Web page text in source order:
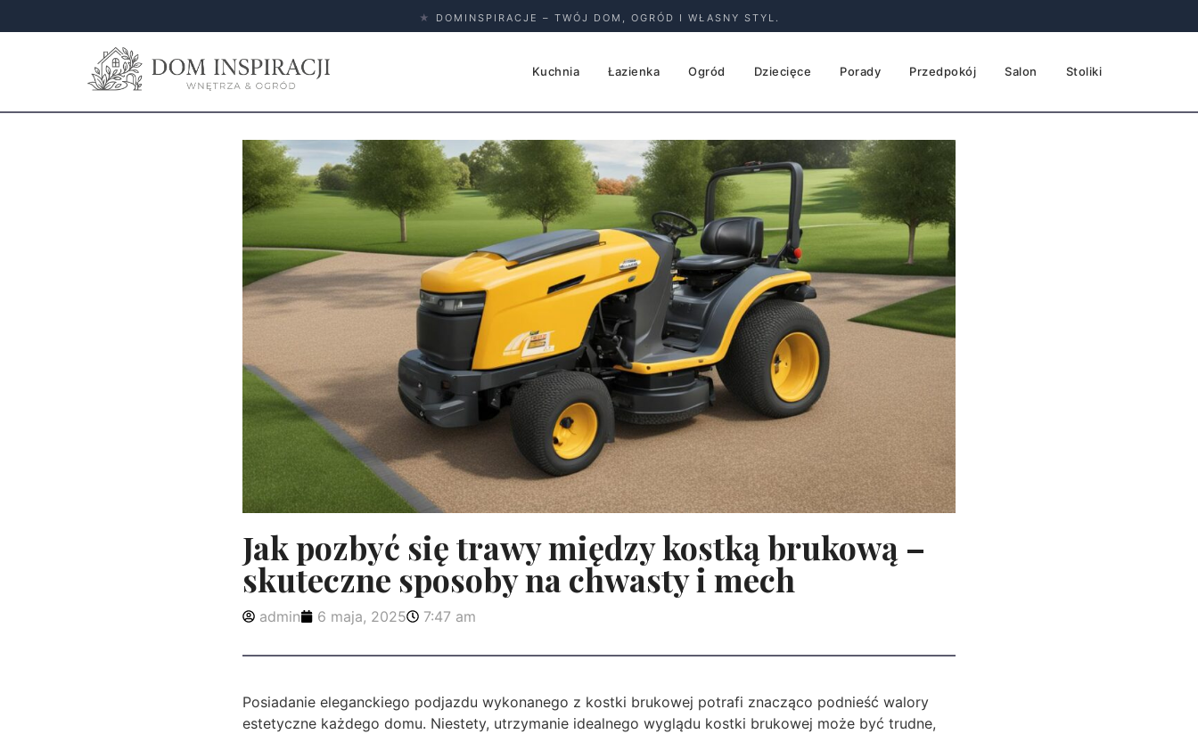
★ DOMINSPIRACJE – TWÓJ DOM, OGRÓD I WŁASNY STYL.
Kuchnia Łazienka Ogród Dziecięce Porady Przedpokój Salon Stoliki
Jak pozbyć się trawy między kostką brukową –
skuteczne sposoby na chwasty i mech
admin 6 maja, 2025 7:47 am
Posiadanie eleganckiego podjazdu wykonanego z kostki brukowej potrafi znacząco podnieść walory
estetyczne każdego domu. Niestety, utrzymanie idealnego wyglądu kostki brukowej może być trudne,